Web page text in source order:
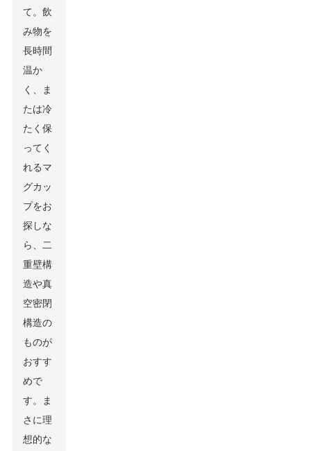
て。飲
み物を
長時間
温か
く、ま
たは冷
たく保
ってく
れるマ
グカッ
プをお
探しな
ら、二
重壁構
造や真
空密閉
構造の
ものが
おすす
めで
す。ま
さに理
想的な